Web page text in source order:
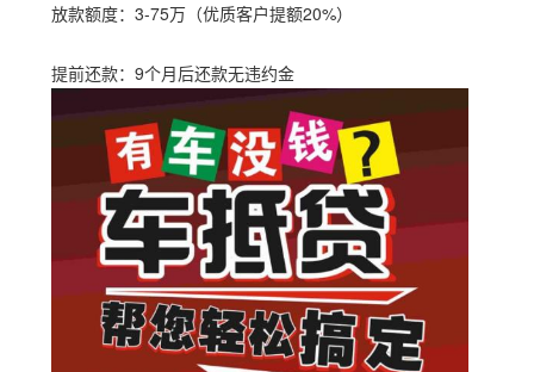
放款额度：3-75万（优质客户提额20%）
提前还款：9个月后还款无违约金